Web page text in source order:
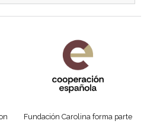
Fundación Carolina forma parte